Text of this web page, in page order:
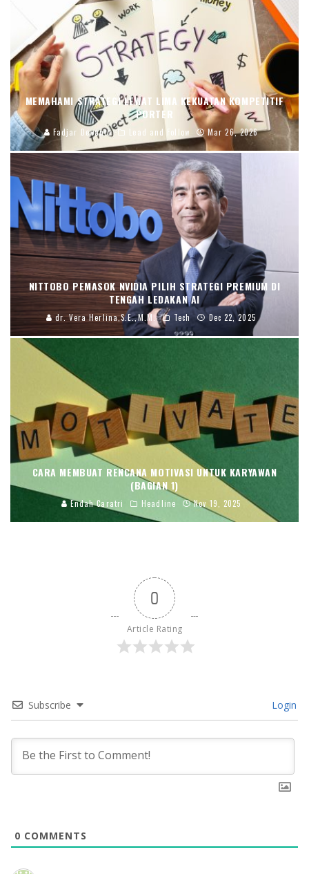
MEMAHAMI STRATEGI LEWAT LIMA KEKUATAN KOMPETITIF
PORTER
Fadjar Dewanto Lead and Follow Mar 26, 2026
NITTOBO PEMASOK NVIDIA PILIH STRATEGI PREMIUM DI
TENGAH LEDAKAN AI
dr. Vera Herlina,S.E.,M.M. Tech Dec 22, 2025
CARA MEMBUAT RENCANA MOTIVASI UNTUK KARYAWAN
(BAGIAN 1)
Endah Caratri Headline Nov 19, 2025
0
Article Rating
Subscribe Login
0 COMMENTS